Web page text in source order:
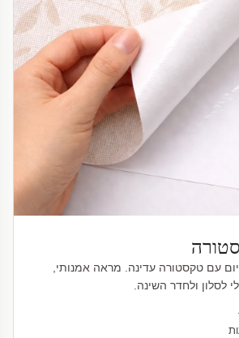
עם טקסטורה עדינה. מראה אמנותי,
לסלון ולחדר השינה.